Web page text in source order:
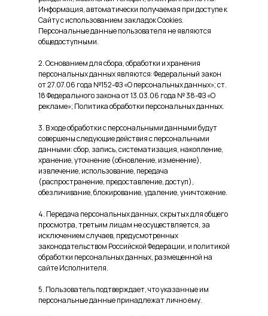
Информация, автоматически получаемая при доступе к
Сайту с использованием закладок Cookies.
Персональные данные пользователя не являются
общедоступными.
2. Основанием для сбора, обработки и хранения
персональных данных являются: Федеральный закон
от 27.07.06 года №152-ФЗ «О персональных данных»; ст.
18 Федерального закона от 13.03.06 года № 38-ФЗ «О
рекламе»; Политика обработки персональных данных.
3. В ходе обработки с персональными данными будут
совершены следующие действия с персональными
данными: сбор, запись, систематизация, накопление,
хранение, уточнение (обновление, изменение),
извлечение, использование, передача
(распространение, предоставление, доступ),
обезличивание, блокирование, удаление, уничтожение.
4. Передача персональных данных, скрытых для общего
просмотра, третьим лицам не осуществляется, за
исключением случаев, предусмотренных
законодательством Российской Федерации, и политикой
обработки персональных данных, размещенной на
сайте Исполнителя.
5. Пользователь подтверждает, что указанные им
персональные данные принадлежат лично ему.